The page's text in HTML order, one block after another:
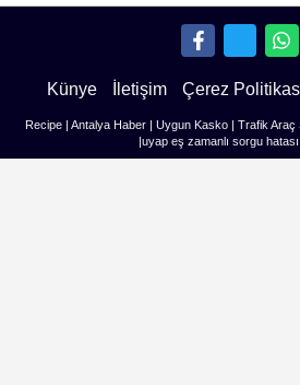
Künye İletişim Çerez
Recipe| Antalya Haber| Uygun Kasko| Trafik Araç
|uyap eş zamanlı sorgu